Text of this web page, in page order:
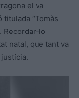
el va
titulada “Tomàs
Recordar-lo
natal, que tant va